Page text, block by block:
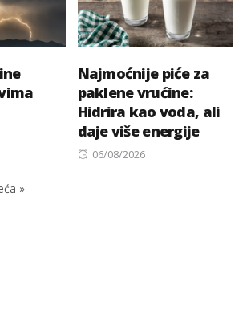
Najmoćnije piće za
paklene vrućine:
Hidrira kao voda, ali
daje više energije
Posted
06/08/2026
»